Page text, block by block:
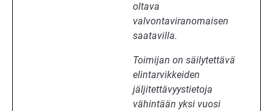
oltava
valvontaviranomaisen
saatavilla.
Toimijan on säilytettävä
elintarvikkeiden
jäljitettävyystietoja
vähintään yksi vuosi